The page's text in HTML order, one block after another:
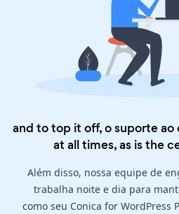
and to top it off, o suporte
at all times, as is the
Além disso, nossa equipe de
trabalha noite e dia para
como seu Conica for WordPress